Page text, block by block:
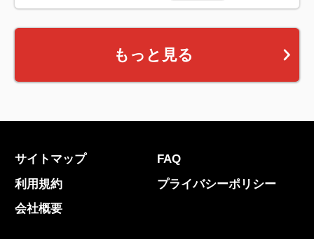
もっと見る
サイトマップ
FAQ
利用規約
プライバシーポリシー
会社概要